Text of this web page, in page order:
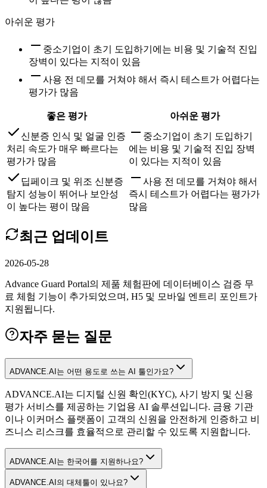
아쉬운 평가
중소기업이 초기 도입하기에는 비용 및 기술적 진입
장벽이 있다는 지적이 있음
사용 전 데모를 거쳐야 해서 즉시 테스트가 어렵다는
평가가 많음
좋은 평가
아쉬운 평가
신분증 인식 및 얼굴 인증
처리 속도가 매우 빠르다는
평가가 많음
중소기업이 초기 도입하기
에는 비용 및 기술적 진입 장벽
이 있다는 지적이 있음
딥페이크 및 위조 신분증
탐지 성능이 뛰어나 보안성
이 높다는 평이 많음
사용 전 데모를 거쳐야 해서
즉시 테스트가 어렵다는 평가가
많음
최근 업데이트
2026-05-28
Advance Guard Portal의 제품 체험판에 데이터베이스 검증 무
료 체험 기능이 추가되었으며, H5 및 모바일 엔트리 포인트가
지원됩니다.
자주 묻는 질문
ADVANCE.AI는 어떤 용도로 쓰는 AI 툴인가요?
ADVANCE.AI는 디지털 신원 확인(KYC), 사기 방지 및 신용
평가 서비스를 제공하는 기업용 AI 솔루션입니다. 금융 기관
이나 이커머스 플랫폼이 고객의 신원을 안전하게 인증하고 비
즈니스 리스크를 효율적으로 관리할 수 있도록 지원합니다.
ADVANCE.AI는 한국어를 지원하나요?
ADVANCE.AI의 대체툴이 있나요?